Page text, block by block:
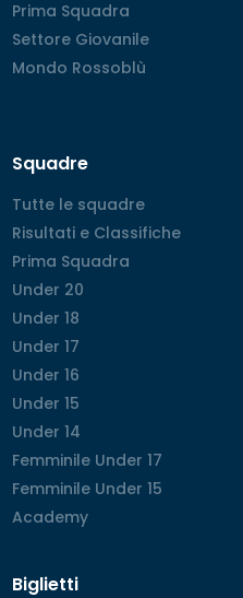
Prima Squadra
Prima Squadra
Settore Giovanile
Settore Giovanile
Mondo Rossoblù
Mondo Rossoblù
Squadre
Tutte le squadre
Tutte le squadre
Risultati e Classifiche
Risultati e Classifiche
Prima Squadra
Prima Squadra
Under 20
Under 20
Under 18
Under 18
Under 17
Under 17
Under 16
Under 16
Under 15
Under 15
Under 14
Under 14
Femminile Under 17
Femminile Under 17
Femminile Under 15
Femminile Under 15
Academy
Academy
Biglietti